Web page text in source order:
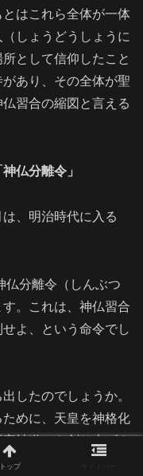
はこれら全体が一体
しょうどうしょうに
として信仰したこと
あり、その全体が聖
習合の縮図と言える
仏分離令」
、明治時代に入る
仏分離令（しんぶつ
。これは、神仏習合
よ、という命令でし
したのでしょうか。
めに、天皇を神格化
神道」を創り上げよ
先神を祀る神道を、
トップ